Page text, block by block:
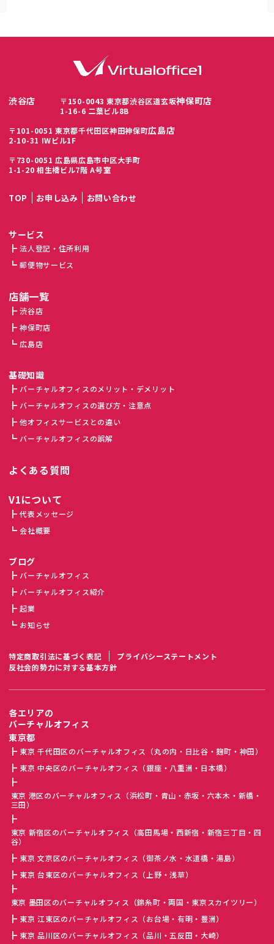
渋谷店
〒150-0043 東京都渋谷区道玄坂
1-16-6 二葉ビル8B
神保町店
〒101-0051 東京都千代田区神田神保町
2-10-31 IWビル1F
広島店
〒730-0051 広島県広島市中区大手町
1-1-20 相生橋ビル7階 A号室
TOP お申し込み お問い合わせ
サービス
法人登記・住所利用
郵便物サービス
店舗一覧
渋谷店
神保町店
広島店
基礎知識
バーチャルオフィスのメリット・デメリット
バーチャルオフィスの選び方・注意点
他オフィスサービスとの違い
バーチャルオフィスの誤解
よくある質問
V1について
代表メッセージ
会社概要
ブログ
バーチャルオフィス
バーチャルオフィス紹介
起業
お知らせ
特定商取引法に基づく表記
プライバシーステートメント
反社会的勢力に対する基本方針
各エリアの
バーチャルオフィス
東京都
東京 千代田区のバーチャルオフィス（丸の内・日比谷・麹町・神田）
東京 中央区のバーチャルオフィス（銀座・八重洲・日本橋）
東京 港区のバーチャルオフィス（浜松町・青山・赤坂・六本木・新橋・
三田）
東京 新宿区のバーチャルオフィス（高田馬場・西新宿・新宿三丁目・四
谷）
東京 文京区のバーチャルオフィス（御茶ノ水・水道橋・湯島）
東京 台東区のバーチャルオフィス（上野・浅草）
東京 墨田区のバーチャルオフィス（錦糸町・両国・東京スカイツリー）
東京 江東区のバーチャルオフィス（お台場・有明・豊洲）
東京 品川区のバーチャルオフィス（品川・五反田・大崎）